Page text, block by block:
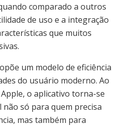
comparado a outros
de uso e a integração
que muitos
um modelo de eficiência
do usuário moderno. Ao
o aplicativo torna-se
só para quem precisa
mas também para